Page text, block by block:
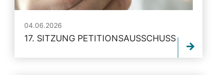
04.06.2026
17. SITZUNG PETITIONSAUSSCHUSS